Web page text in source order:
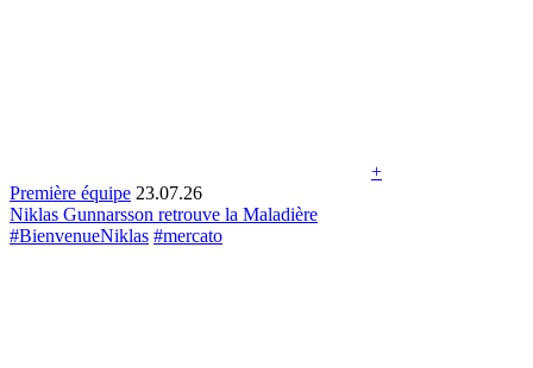
+
Première équipe 23.07.26
Niklas Gunnarsson retrouve la Maladière
#BienvenueNiklas #mercato